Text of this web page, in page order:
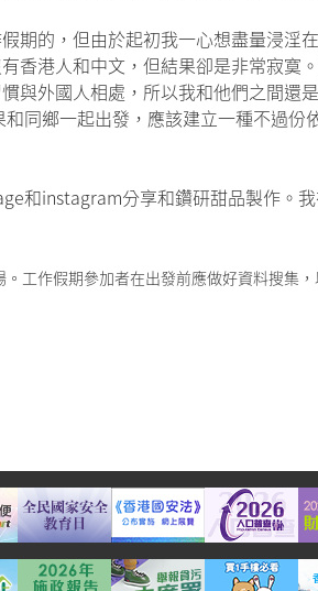
期的，但由於起初我一心想盡量浸淫
香港人和中文，但結果卻是非常寂寞
與外國人相處，所以我和他們之間還
同鄉一起出發，應該建立一種不過份
和instagram分享和鑽研甜品製作。
工作假期參加者在出發前應做好資料搜集